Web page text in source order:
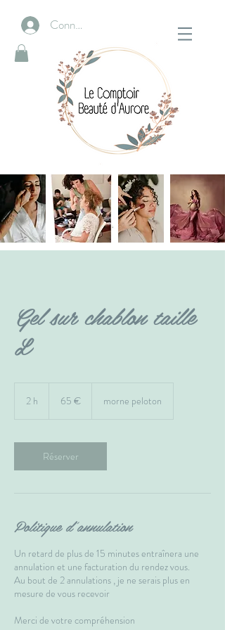
Connexion
Gel sur chablon taille
L
2 h 65 € morne peloton
Réserver
Politique d'annulation
Un retard de plus de 15 minutes entraînera une
annulation et une facturation du rendez vous.
Au bout de 2 annulations , je ne serais plus en
mesure de vous recevoir
Merci de votre compréhension